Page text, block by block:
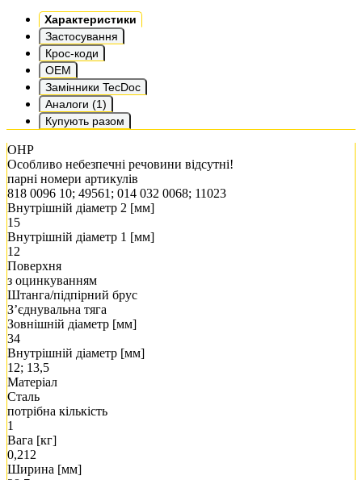
Характеристики
Застосування
Крос-коди
OEM
Замінники TecDoc
Аналоги (1)
Купують разом
ОНР
Особливо небезпечні речовини відсутні!
парні номери артикулів
818 0096 10; 49561; 014 032 0068; 11023
Внутрішній діаметр 2 [мм]
15
Внутрішній діаметр 1 [мм]
12
Поверхня
з оцинкуванням
Штанга/підпірний брус
З’єднувальна тяга
Зовнішній діаметр [мм]
34
Внутрішній діаметр [мм]
12; 13,5
Матеріал
Сталь
потрібна кількість
1
Вага [кг]
0,212
Ширина [мм]